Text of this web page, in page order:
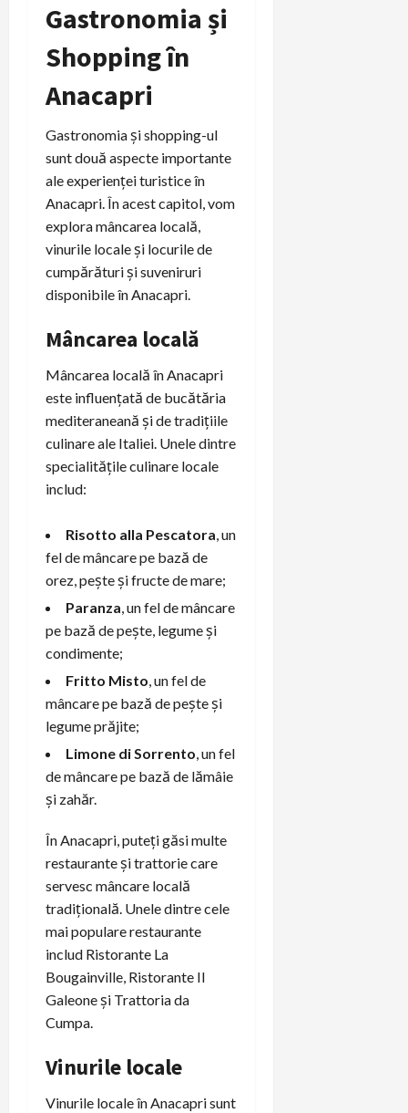
Gastronomia și
Shopping în
Anacapri
Gastronomia și shopping-ul
sunt două aspecte importante
ale experienței turistice în
Anacapri. În acest capitol, vom
explora mâncarea locală,
vinurile locale și locurile de
cumpărături și suveniruri
disponibile în Anacapri.
Mâncarea locală
Mâncarea locală în Anacapri
este influențată de bucătăria
mediteraneană și de tradițiile
culinare ale Italiei. Unele dintre
specialitățile culinare locale
includ:
Risotto alla Pescatora, un
fel de mâncare pe bază de
orez, pește și fructe de mare;
Paranza, un fel de mâncare
pe bază de pește, legume și
condimente;
Fritto Misto, un fel de
mâncare pe bază de pește și
legume prăjite;
Limone di Sorrento, un fel
de mâncare pe bază de lămâie
și zahăr.
În Anacapri, puteți găsi multe
restaurante și trattorie care
servesc mâncare locală
tradițională. Unele dintre cele
mai populare restaurante
includ Ristorante La
Bougainville, Ristorante Il
Galeone și Trattoria da
Cumpa.
Vinurile locale
Vinurile locale în Anacapri sunt